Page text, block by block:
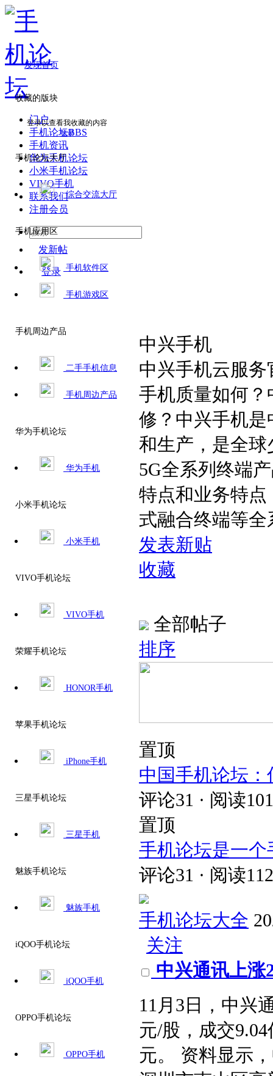
门户
手机论坛BBS
手机资讯
华为手机论坛
小米手机论坛
VIVO手机
联系我们
注册会员
发新帖
登录
发现首页
收藏的版块
登录以查看我收藏的内容
登录
手机论坛大厅
综合交流大厅
手机应用区
手机软件区
手机游戏区
手机周边产品
二手手机信息
手机周边产品
华为手机论坛
华为手机
小米手机论坛
小米手机
VIVO手机论坛
VIVO手机
荣耀手机论坛
HONOR手机
苹果手机论坛
iPhone手机
三星手机论坛
三星手机
魅族手机论坛
魅族手机
iQOO手机论坛
iQOO手机
OPPO手机论坛
OPPO手机
中兴手机
中兴手机云服
手机质量如何
修？中兴手机是
和生产，是全球
5G全系列终端
特点和业务特
式融合终端等
发表新贴
收藏
全部帖子
排序
置顶
中国手机论坛
评论31 · 阅读
置顶
手机论坛是一
评论31 · 阅读
手机论坛大全
关注
中兴通讯上涨
11月3日，中兴
元/股，成交
元。 资料显示